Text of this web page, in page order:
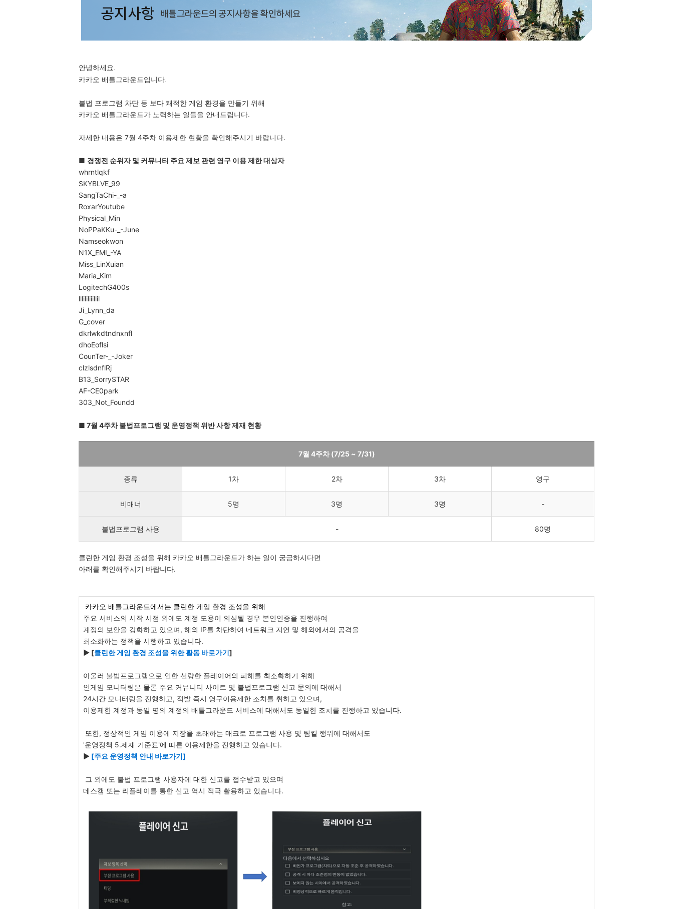
안녕하세요.
카카오 배틀그라운드입니다.
불법 프로그램 차단 등 보다 쾌적한 게임 환경을 만들기 위해
카카오 배틀그라운드가 노력하는 일들을 안내드립니다.
자세한 내용은 7월 4주차 이용제한 현황을 확인해주시기 바랍니다.
■ 경쟁전 순위자 및 커뮤니티 주요 제보 관련 영구 이용 제한 대상자
whrntlqkf
SKYBLVE_99
SangTaChi-_-a
RoxarYoutube
Physical_Min
NoPPaKKu-_-June
Namseokwon
N1X_EMI_-YA
Miss_LinXuian
Maria_Kim
LogitechG400s
lllililiiillil
Ji_Lynn_da
G_cover
dkrlwkdtndnxnfl
dhoEoflsi
CounTer-_-Joker
clzlsdnflRj
B13_SorrySTAR
AF-CE0park
303_Not_Foundd
■ 7월 4주차 불법프로그램 및 운영정책 위반 사항 제재 현황
7월 4주차 (7/25 ~ 7/31)
종류 1차 2차 3차 영구
비매너 5명 3명 3명 -
불법프로그램 사용 - 80명
클린한 게임 환경 조성을 위해 카카오 배틀그라운드가 하는 일이 궁금하시다면
아래를 확인해주시기 바랍니다.
카카오 배틀그라운드에서는 클린한 게임 환경 조성을 위해
주요 서비스의 시작 시점 외에도 계정 도용이 의심될 경우 본인인증을 진행하여
계정의 보안을 강화하고 있으며, 해외 IP를 차단하여 네트워크 지연 및 해외에서의 공격을
최소화하는 정책을 시행하고 있습니다.
▶ [클린한 게임 환경 조성을 위한 활동 바로가기]
아울러 불법프로그램으로 인한 선량한 플레이어의 피해를 최소화하기 위해
인게임 모니터링은 물론 주요 커뮤니티 사이트 및 불법프로그램 신고 문의에 대해서
24시간 모니터링을 진행하고, 적발 즉시 영구이용제한 조치를 취하고 있으며,
이용제한 계정과 동일 명의 계정의 배틀그라운드 서비스에 대해서도 동일한 조치를 진행하고 있습니다.
또한, 정상적인 게임 이용에 지장을 초래하는 매크로 프로그램 사용 및 팀킬 행위에 대해서도
'운영정책 5.제재 기준표'에 따른 이용제한을 진행하고 있습니다.
▶ [주요 운영정책 안내 바로가기]
그 외에도 불법 프로그램 사용자에 대한 신고를 접수받고 있으며
데스캠 또는 리플레이를 통한 신고 역시 적극 활용하고 있습니다.